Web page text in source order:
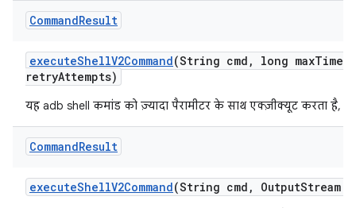
CommandResult
executeShellV2Command(String cmd , long max
retryAttempts)
यह adb shell कमांड को ज़्यादा पैरामीटर के साथ एक्ज़ीक्यूट करता है,
CommandResult
executeShellV2Command(String cmd , OutputStream